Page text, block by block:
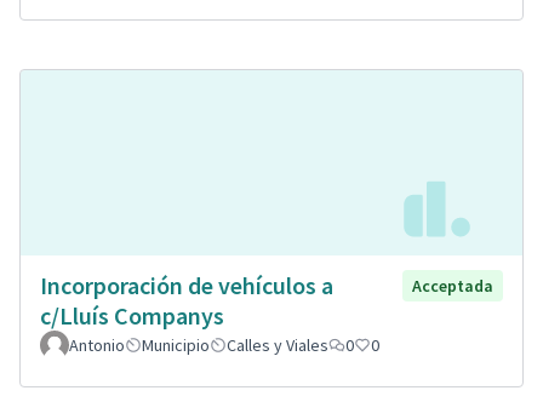
Incorporación de vehículos a
c/Lluís Companys
Acceptada
Antonio Municipio Calles y Viales 0 0